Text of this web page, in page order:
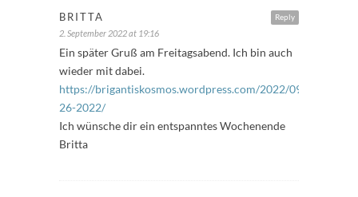
Reply
BRITTA
2. September 2022 at 19:16
Ein später Gruß am Freitagsabend. Ich bin auch
wieder mit dabei.
https://brigantiskosmos.wordpress.com/2022/09/02/
26-2022/
Ich wünsche dir ein entspanntes Wochenende
Britta